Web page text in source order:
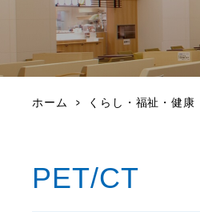
ホーム くらし・福祉・健康
PET/CT